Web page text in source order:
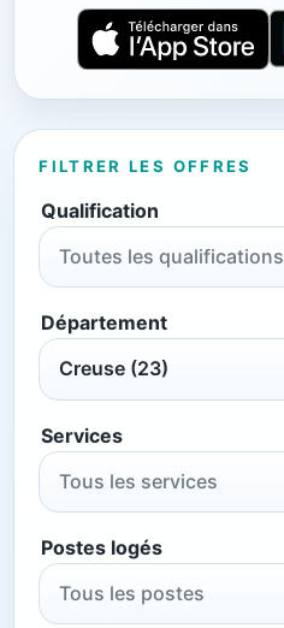
FILTRER LES OFFRES
Qualification
Toutes les qualifications
Département
Creuse (23)
Services
Tous les services
Postes logés
Tous les postes